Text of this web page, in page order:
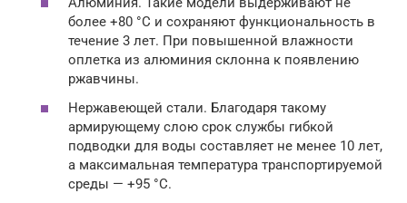
более +80 °C и сохраняют функциональность в
течение 3 лет. При повышенной влажности
оплетка из алюминия склонна к появлению
ржавчины.
Нержавеющей стали. Благодаря такому
армирующему слою срок службы гибкой
подводки для воды составляет не менее 10 лет,
а максимальная температура транспортируемой
среды — +95 °C.